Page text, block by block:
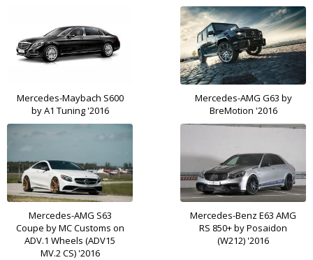
Mercedes-Maybach S600
by A1 Tuning '2016
Mercedes-AMG G63 by
BreMotion '2016
Mercedes-AMG S63
Coupe by MC Customs on
ADV.1 Wheels (ADV15
MV.2 CS) '2016
Mercedes-Benz E63 AMG
RS 850+ by Posaidon
(W212) '2016